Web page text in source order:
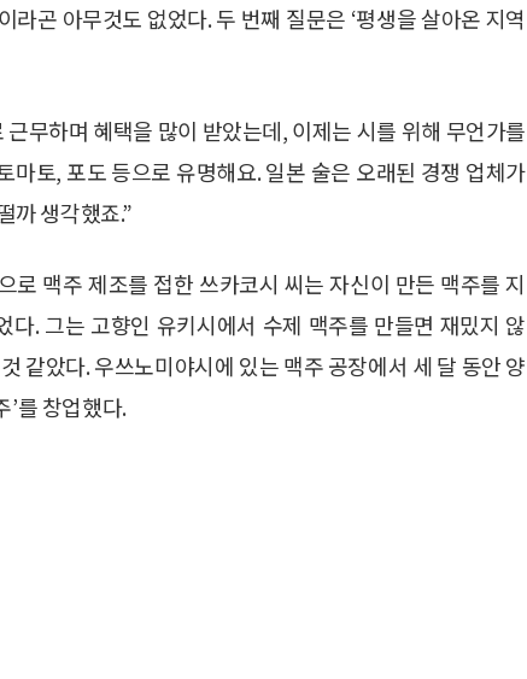
라곤 아무것도 없었다. 두 번째 질문은 ‘평생을 살아온 지역
무하며 혜택을 많이 받았는데, 이제는 시를 위해 무언가를
마토, 포도 등으로 유명해요. 일본 술은 오래된 경쟁 업체가
까 생각했죠.”
로 맥주 제조를 접한 쓰카코시 씨는 자신이 만든 맥주를 지
. 그는 고향인 유키시에서 수제 맥주를 만들면 재밌지 않
같았다. 우쓰노미야시에 있는 맥주 공장에서 세 달 동안 양
’를 창업했다.